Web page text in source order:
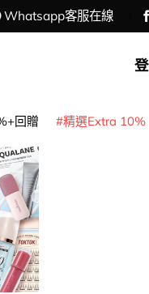
Whatsapp客服在線
回贈 精選Extra 10%